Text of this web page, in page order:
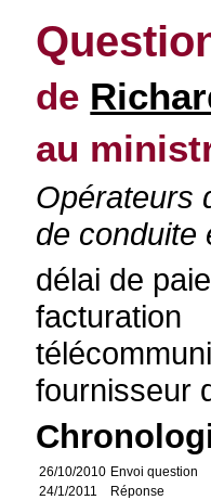
de
au
Opérateurs
de conduite
délai de
facturation
fournisseur
26/10/2010 Envoi question
24/1/2011
Réponse